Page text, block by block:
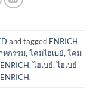
and tagged ENRICH,
หกรรม, โคมไฮเบย์, โคม
,ไฮเบย์,ไฮเบย์
.